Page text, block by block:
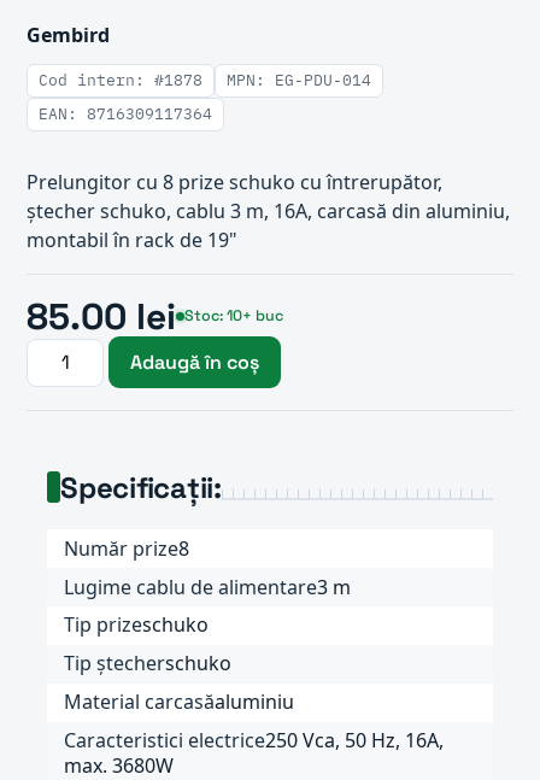
Gembird
Cod intern: #1878
MPN: EG-PDU-014
EAN: 8716309117364
Prelungitor cu 8 prize schuko cu întrerupător,
ștecher schuko, cablu 3 m, 16A, carcasă din aluminiu,
montabil în rack de 19"
85.00 lei Stoc: 10+ buc
Adaugă în coș
Specificații:
Număr prize8
Lugime cablu de alimentare3 m
Tip prizeschuko
Tip ștecherschuko
Material carcasăaluminiu
Caracteristici electrice250 Vca, 50 Hz, 16A,
max. 3680W